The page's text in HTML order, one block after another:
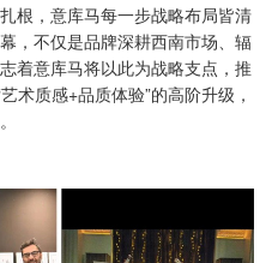
，意库马每一步战略布局皆清
，不仅是品牌深耕西南市场、辐
着意库马将以此为战略支点，推
术质感+品质体验”的高阶升级，